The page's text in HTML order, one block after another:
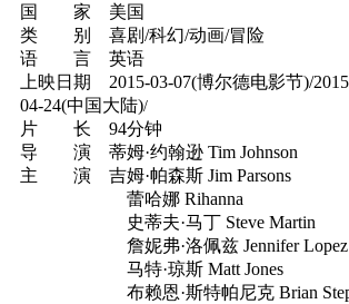
国 家 美国
类 别 喜剧/科幻/动画/冒险
语 言 英语
上映日期 2015-03-07(博尔德电影节)/
04-24(中国大陆)/
片 长 94分钟
导 演 蒂姆·约翰逊 Tim Johnson
主 演 吉姆·帕森斯 Jim Parsons
蕾哈娜 Rihanna
史蒂夫·马丁 Steve Martin
詹妮弗·洛佩兹 Jennifer Lopez
马特·琼斯 Matt Jones
布赖恩·斯特帕尼克 Brian